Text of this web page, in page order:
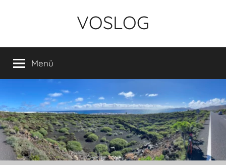
VOSLOG
Menü